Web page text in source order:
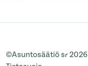
©Asuntosäätiö sr 2026